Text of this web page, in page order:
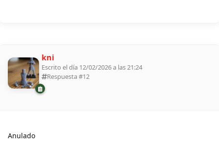
kni
Escrito el día 12/02/2026 a las 21:24
Respuesta #12
Anulado